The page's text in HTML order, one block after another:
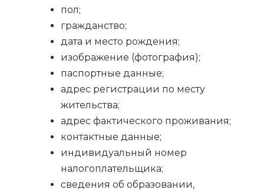
пол;
гражданство;
дата и место рождения;
изображение (фотография);
паспортные данные;
адрес регистрации по месту
жительства;
адрес фактического проживания;
контактные данные;
индивидуальный номер
налогоплательщика;
сведения об образовании,